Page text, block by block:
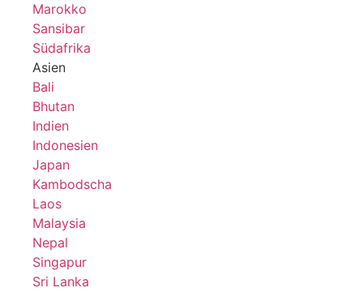
Marokko
Sansibar
Südafrika
Asien
Bali
Bhutan
Indien
Indonesien
Japan
Kambodscha
Laos
Malaysia
Nepal
Singapur
Sri Lanka